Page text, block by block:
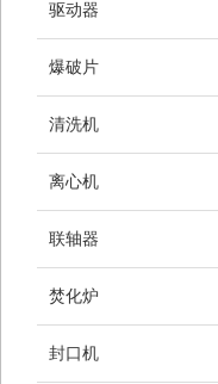
驱动器
爆破片
清洗机
离心机
联轴器
焚化炉
封口机